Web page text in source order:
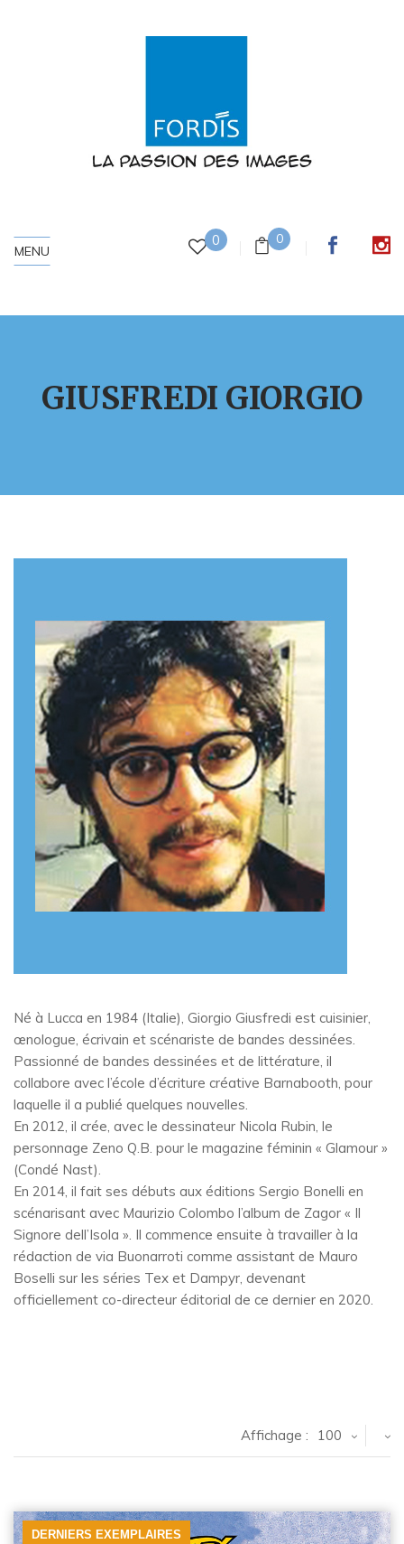
0 0
MENU
GIUSFREDI GIORGIO
Né à Lucca en 1984 (Italie), Giorgio Giusfredi est cuisinier,
œnologue, écrivain et scénariste de bandes dessinées.
Passionné de bandes dessinées et de littérature, il
collabore avec l’école d’écriture créative Barnabooth, pour
laquelle il a publié quelques nouvelles.
En 2012, il crée, avec le dessinateur Nicola Rubin, le
personnage Zeno Q.B. pour le magazine féminin « Glamour »
(Condé Nast).
En 2014, il fait ses débuts aux éditions Sergio Bonelli en
scénarisant avec Maurizio Colombo l’album de Zagor « Il
Signore dell’Isola ». Il commence ensuite à travailler à la
rédaction de via Buonarroti comme assistant de Mauro
Boselli sur les séries Tex et Dampyr, devenant
officiellement co-directeur éditorial de ce dernier en 2020.
Affichage : 100
DERNIERS EXEMPLAIRES